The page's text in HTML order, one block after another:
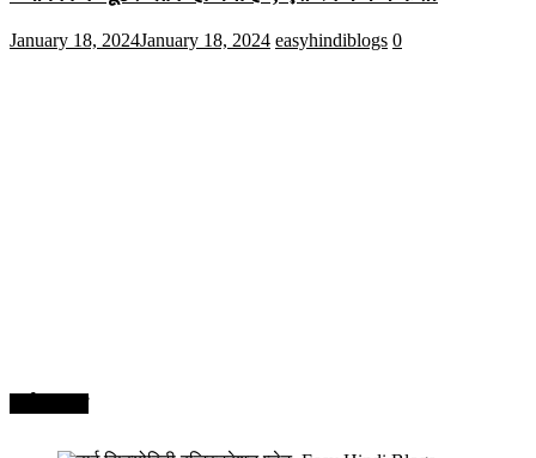
January 18, 2024January 18, 2024 easyhindiblogs 0